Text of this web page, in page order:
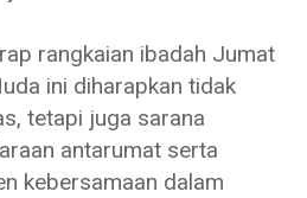
rangkaian ibadah Jumat
ini diharapkan tidak
tetapi juga sarana
antarumat serta
kebersamaan dalam